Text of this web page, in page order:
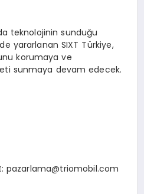
teknolojinin sunduğu
yararlanan SIXT Türkiye,
korumaya ve
sunmaya devam edecek.
pazarlama@triomobil.com